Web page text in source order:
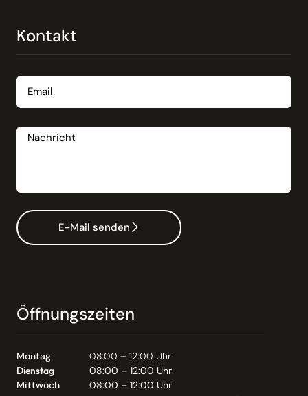
Kontakt
E-Mail senden
Öffnungszeiten
Montag
08:00 – 12:00 Uhr
Dienstag
08:00 – 12:00 Uhr
Mittwoch
08:00 – 12:00 Uhr